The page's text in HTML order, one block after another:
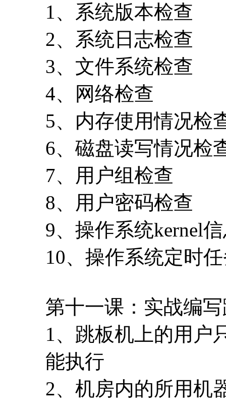
1、系统版本检查
2、系统日志检查
3、文件系统检查
4、网络检查
5、内存使用情况检
6、磁盘读写情况检
7、用户组检查
8、用户密码检查
9、操作系统kernel
10、操作系统定时
第十一课：实战编
1、跳板机上的用户
能执行
2、机房内的所用机